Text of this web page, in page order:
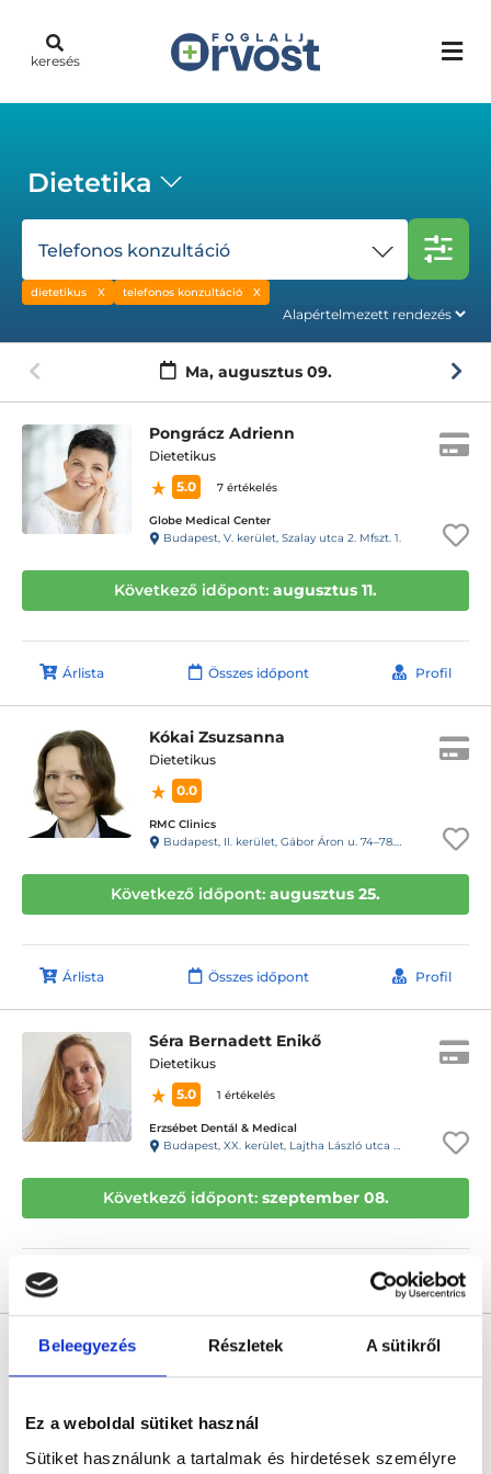
Beleegyezés Részletek A sütikről
Ez a weboldal sütiket használ
Sütiket használunk a tartalmak és hirdetések személyre
keresés
Dietetika
Telefonos konzultáció
dietetikus telefonos konzultáció
Ma, augusztus 09.
Pongrácz Adrienn
Dietetikus
5.0
7 értékelés
Globe Medical Center
Budapest, V. kerület, Szalay utca 2. Mfszt. 1.
Következő időpont: augusztus 11.
Árlista Összes időpont Profil
Kókai Zsuzsanna
Dietetikus
0.0
RMC Clinics
Budapest, II. kerület, Gábor Áron u. 74–78. III. emelet
Következő időpont: augusztus 25.
Árlista Összes időpont Profil
Séra Bernadett Enikő
Dietetikus
5.0
1 értékelés
Erzsébet Dentál & Medical
Budapest, XX. kerület, Lajtha László utca 24. földszint, 5-ös ajtó
Következő időpont: szeptember 08.
Profil
Kálóczi-Wolher Veronika
Wolher Veronika ONLINE magánrendelés